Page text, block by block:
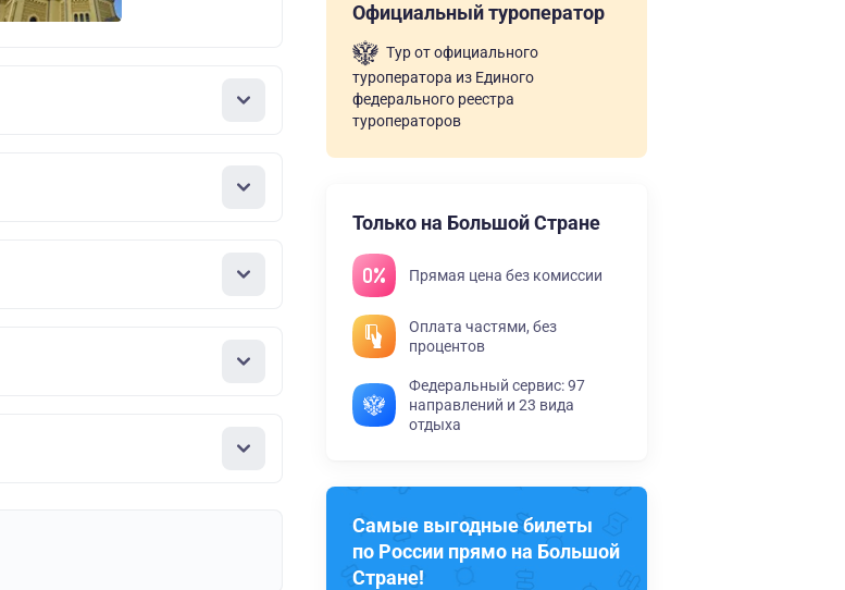
Официальный туроператор
Тур от официального
туроператора из Единого
федерального реестра
туроператоров
Только на Большой Стране
Прямая цена без комиссии
Оплата частями, без
процентов
Федеральный сервис: 97
направлений и 23 вида
отдыха
Самые выгодные билеты
по России прямо на Большой
Стране!